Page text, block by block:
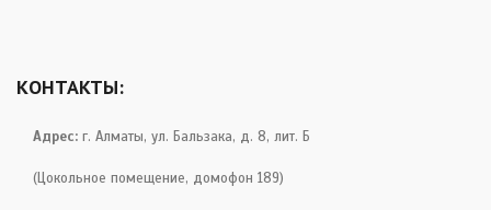
КОНТАКТЫ:
Адрес: г. Алматы, ул. Бальзака, д. 8, лит. Б
(Цокольное помещение, домофон 189)